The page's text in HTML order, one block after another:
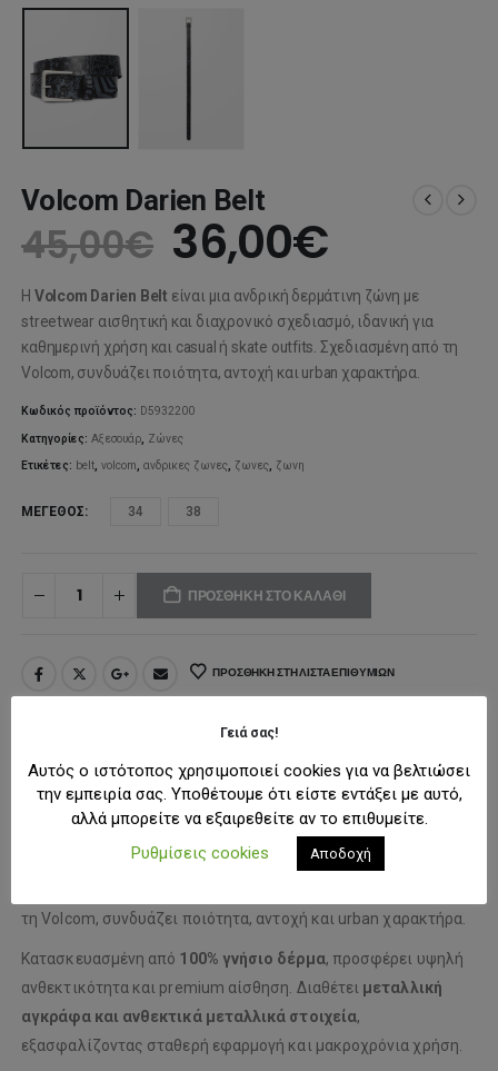
Volcom Darien Belt
45,00€ Original
price
was:
45,00€.
36,00€Η
τιμή
είναι:
Η Volcom Darien Belt είναι μια ανδρική δερμάτινη ζώνη με
streetwear αισθητική και διαχρονικό σχεδιασμό, ιδανική για
καθημερινή χρήση και casual ή skate outfits. Σχεδιασμένη από τη
Volcom, συνδυάζει ποιότητα, αντοχή και urban χαρακτήρα.
Κωδικός προϊόντος: D5932200
Κατηγορίες:Αξεσουάρ Ζώνες
Ετικέτες: belt,volcom,ανδρικες ζωνες, ζωνες, ζωνη
ΜΈΓΕΘΟΣ 34 38
ΠΡΟΣΘΉΚΗ ΣΤΟ ΚΑΛΆΘΙ
ΠΡΟΣΘΉΚΗ ΣΤΗ ΛΊΣΤΑ ΕΠΙΘΥΜΙΏΝ
Volcom Darien Belt
είναι μια ανδρική δερμάτινη ζώνη με
streetwear αισθητική και διαχρονικό σχεδιασμό, ιδανική για
τηVolcom, συνδυάζει ποιότητα, αντοχή και urban χαρακτήρα.
Κατασκευασμένη από 100% γνήσιο δέρμα, προσφέρει υψηλή
ανθεκτικότητα και premium αίσθηση. Διαθέτει μεταλλική
αγκράφα και ανθεκτικά μεταλλικά στοιχεία,
εξασφαλίζοντας σταθερή εφαρμογή και μακροχρόνια χρήση.
Γειά σας!
Αυτός ο ιστότοπος χρησιμοποιεί cookies για να βελτιώσει
την εμπειρία σας. Υποθέτουμε ότι είστε εντάξει με αυτό,
αλλά μπορείτε να εξαιρεθείτε αν το επιθυμείτε.
Ρυθμίσεις cookies
Αποδοχή